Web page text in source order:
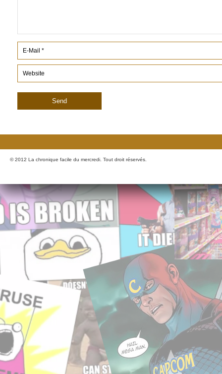
© 2012 La chronique facile du mercredi. Tout droit réservés.